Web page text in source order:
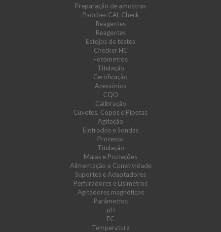
Preparação de amostras
Padrões CAL Check
Reagentes
Reagentes
Estojos de testes
Checker HC
Fotómetros
Titulação
Certificação
Acessórios
CQO
Calibração
Cuvetes, Copos e Pipetas
Agitação
Elétrodos e Sondas
Processo
Titulação
Malas e Proteções
Alimentação e Conetividade
Suportes e Adaptadores
Perfuradores e Lisímetros
Agitadores magnéticos
Parâmetros
pH
EC
Temperatura